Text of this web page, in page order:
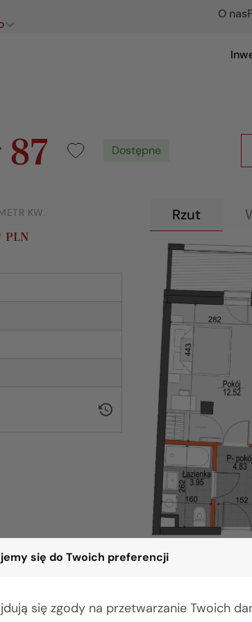
się do Twoich preferencji
się zgody na przetwarzanie Twoich
O nas
Dostępne
KW.
PLN
Rzut